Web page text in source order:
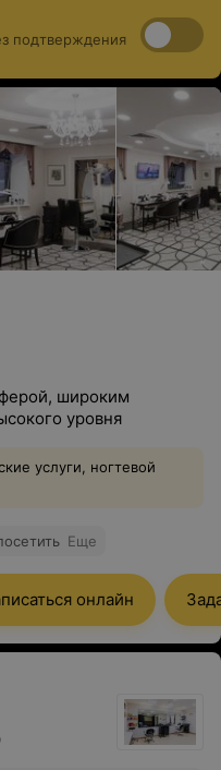
подтверждения
широким
уровня
услуги, ногтевой
посетить Еще
онлайн